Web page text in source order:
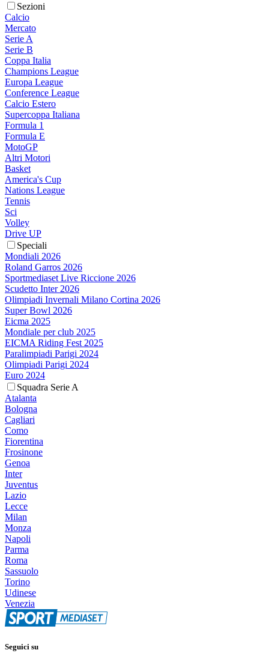
Sezioni
Calcio
Mercato
Serie A
Serie B
Coppa Italia
Champions League
Europa League
Conference League
Calcio Estero
Supercoppa Italiana
Formula 1
Formula E
MotoGP
Altri Motori
Basket
America's Cup
Nations League
Tennis
Sci
Volley
Drive UP
Speciali
Mondiali 2026
Roland Garros 2026
Sportmediaset Live Riccione 2026
Scudetto Inter 2026
Olimpiadi Invernali Milano Cortina 2026
Super Bowl 2026
Eicma 2025
Mondiale per club 2025
EICMA Riding Fest 2025
Paralimpiadi Parigi 2024
Olimpiadi Parigi 2024
Euro 2024
Squadra Serie A
Atalanta
Bologna
Cagliari
Como
Fiorentina
Frosinone
Genoa
Inter
Juventus
Lazio
Lecce
Milan
Monza
Napoli
Parma
Roma
Sassuolo
Torino
Udinese
Venezia
Seguici su